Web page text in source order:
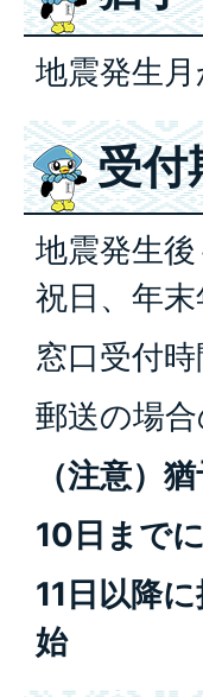
地震発生
受付
地震発生
祝日、年末
窓口受付
郵送の場
（注意）
10日まで
11日以降
始